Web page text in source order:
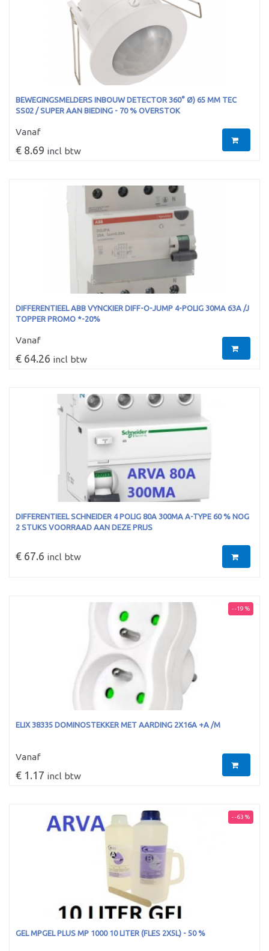
BEWEGINGSMELDERS INBOUW DETECTOR 360° Ø) 65 MM TEC
SS02 / SUPER AAN BIEDING - 70 % OVERSTOK
Vanaf
€ 8.69 incl btw
DIFFERENTIEEL ABB VYNCKIER DIFF-O-JUMP 4-POLIG 30MA 63A /J
TOPPER PROMO *-20%
Vanaf
€ 64.26 incl btw
DIFFERENTIEEL SCHNEIDER 4 POLIG 80A 300MA A-TYPE 60 % NOG
2 STUKS VOORRAAD AAN DEZE PRIJS
€ 67.6 incl btw
- -19 %
ELIX 38335 DOMINOSTEKKER MET AARDING 2X16A +A /M
Vanaf
€ 1.17 incl btw
- -63 %
GEL MPGEL PLUS MP 1000 10 LITER (FLES 2X5L) - 50 %